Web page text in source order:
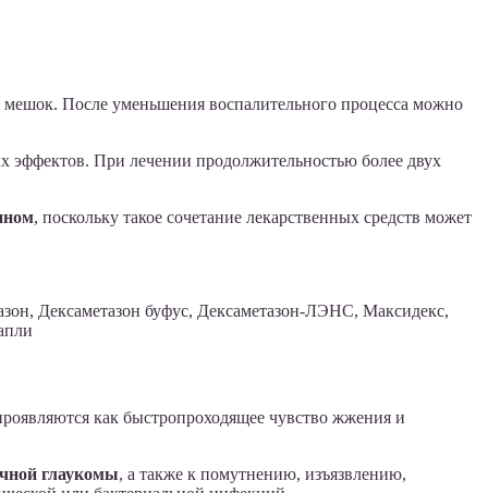
После уменьшения воспалительного процесса можно
эффектов. При лечении продолжительностью более двух
, поскольку такое сочетание лекарственных средств может
Дексаметазон буфус, Дексаметазон-ЛЭНС, Максидекс,
как быстропроходящее чувство жжения и
глаукомы, а также к помутнению, изъязвлению,